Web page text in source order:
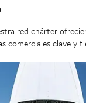
red chárter
comerciales clave y